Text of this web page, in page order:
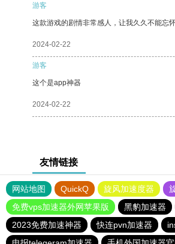
游客
这款游戏的剧情非常感人，让我久久不能忘怀
2024-02-22
游客
这个是app神器
2024-02-22
友情链接
网站地图 QuickQ 旋风加速度器
免费vps加速器外网苹果版
黑豹加速器
2023免费加速神器
快连pvn加速器